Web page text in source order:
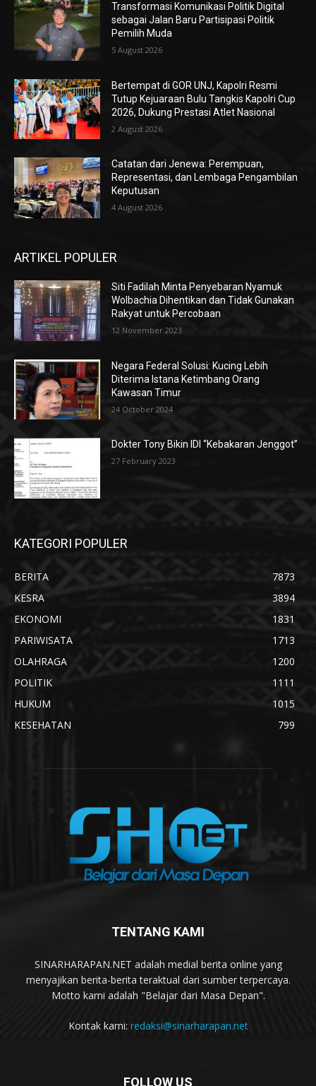
Transformasi Komunikasi Politik Digital
sebagai Jalan Baru Partisipasi Politik
Pemilih Muda
5 August 2026
Bertempat di GOR UNJ, Kapolri Resmi
Tutup Kejuaraan Bulu Tangkis Kapolri Cup
2026, Dukung Prestasi Atlet Nasional
2 August 2026
Catatan dari Jenewa: Perempuan,
Representasi, dan Lembaga Pengambilan
Keputusan
4 August 2026
ARTIKEL POPULER
Siti Fadilah Minta Penyebaran Nyamuk
Wolbachia Dihentikan dan Tidak Gunakan
Rakyat untuk Percobaan
12 November 2023
Negara Federal Solusi: Kucing Lebih
Diterima Istana Ketimbang Orang
Kawasan Timur
24 October 2024
Dokter Tony Bikin IDI “Kebakaran Jenggot”
27 February 2023
KATEGORI POPULER
BERITA
7873
KESRA
3894
EKONOMI
1831
PARIWISATA
1713
OLAHRAGA
1200
POLITIK
1111
HUKUM
1015
KESEHATAN
799
TENTANG KAMI
SINARHARAPAN.NET adalah medial berita online yang
menyajikan berita-berita teraktual dari sumber terpercaya.
Motto kami adalah "Belajar dari Masa Depan".
Kontak kami: redaksi@sinarharapan.net
FOLLOW US